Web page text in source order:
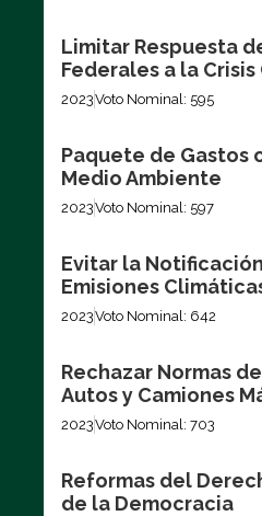
Limitar Respuesta
Federales a la
2023Voto Nominal: 595
Paquete de Gastos
Medio Ambiente
2023Voto Nominal: 597
Evitar la
Emisiones
2023Voto Nominal: 642
Rechazar Normas
Autos y Camiones
2023Voto Nominal: 703
Reformas del
de la Democracia